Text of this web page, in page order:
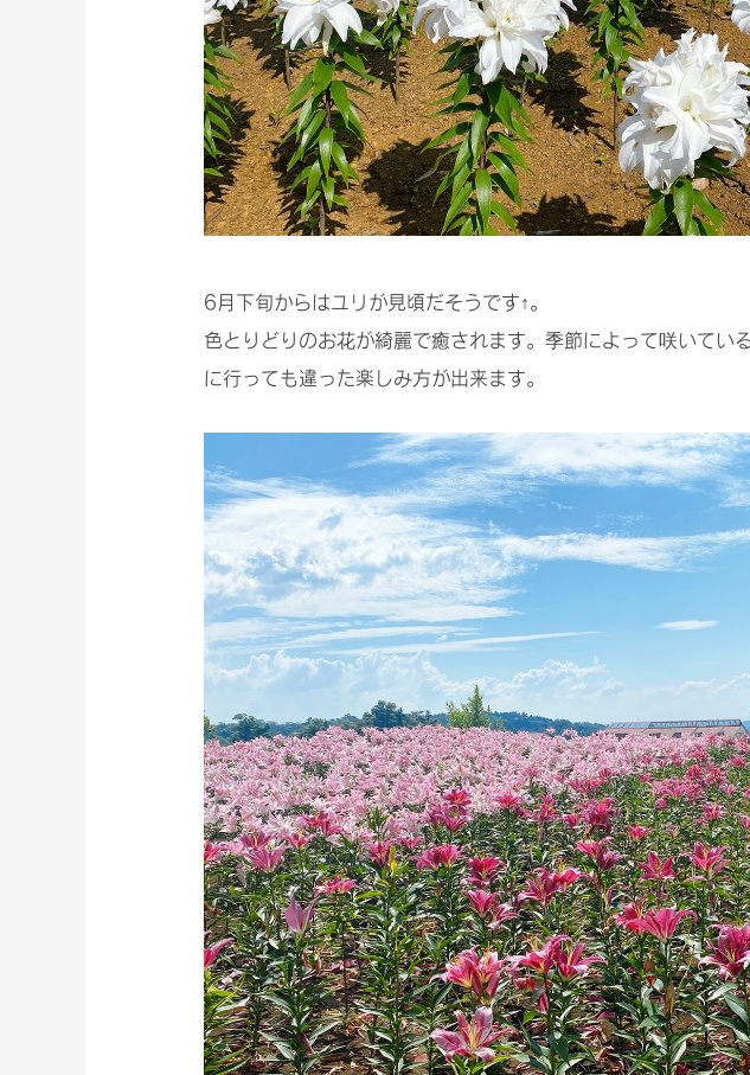
6月下旬からはユリが見頃だそうです↑。
色とりどりのお花が綺麗で癒されます。季節によって咲いてい
に行っても違った楽しみ方が出来ます。